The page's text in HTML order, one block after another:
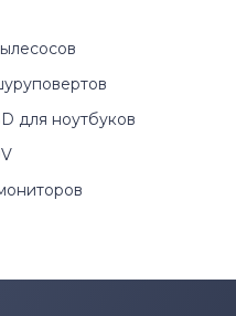
для ноутбуков